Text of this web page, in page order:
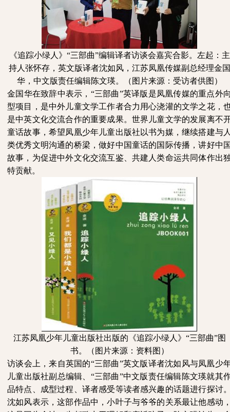
《追踪小绿人》 “三部曲”编辑译者访谈会嘉宾合影。左起：主
持人张怀存，英文版译者沈如风，江苏凤凰传媒副总经理金国
华，中文版责任编辑陈文瑛。（图片来源：受访者供图）
金国华在致辞中表示， “三部曲”英译版是凤凰传媒的重点外
型项目，是中外儿童文学工作者合力用心浇灌的文学之花，
是中英文化交流合作的重要成果。世界儿童文学的发展离不
童话故事，希望凤凰少年儿童出版社以书为媒，继续搭建与
类优秀文明沟通的桥梁，做好中国童话的国际传播，讲好中
故事，为促进中外文化交流互鉴、共建人类命运共同体作出
特贡献。
江苏凤凰少年儿童出版社出版的《追踪小绿人》 “三部曲”图
书。（图片来源：资料图）
访谈会上，来自英国的“三部曲”英文版译者沈如风与凤凰少
儿童出版社副总编辑、“三部曲”中文版责任编辑陈文瑛就其
品特点、成型过程、译者感受等读者感兴趣的话题进行探讨
沈如风表示，这部作品中，小叶子与爷爷的关系最让他感动